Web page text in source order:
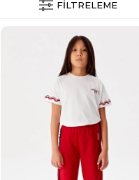
FILTRELEME